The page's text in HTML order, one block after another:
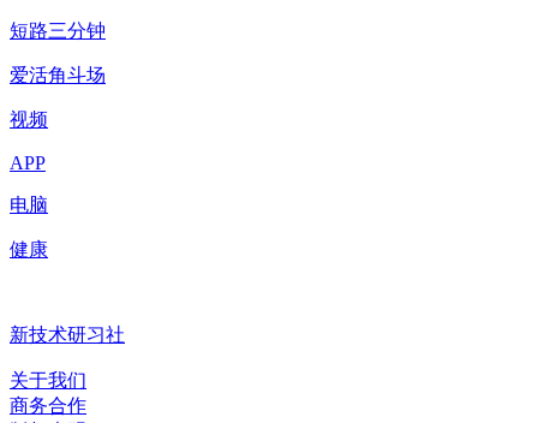
短路三分钟
爱活角斗场
视频
APP
电脑
健康
新技术研习社
关于我们
商务合作